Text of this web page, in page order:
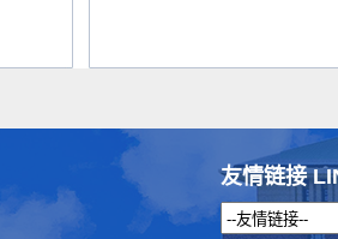
友情链接